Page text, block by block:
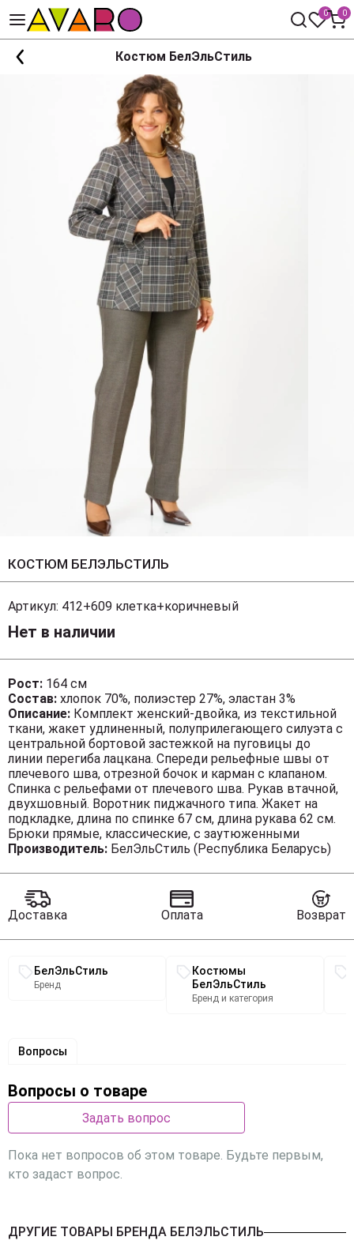
0 0
Костюм БелЭльСтиль
КОСТЮМ БЕЛЭЛЬСТИЛЬ
Артикул: 412+609 клетка+коричневый
Нет в наличии
Рост: 164 см
Состав: хлопок 70%, полиэстер 27%, эластан 3%
Описание: Комплект женский-двойка, из текстильной
ткани, жакет удлиненный, полуприлегающего силуэта с
центральной бортовой застежкой на пуговицы до
линии перегиба лацкана. Спереди рельефные швы от
плечевого шва, отрезной бочок и карман с клапаном.
Спинка с рельефами от плечевого шва. Рукав втачной,
двухшовный. Воротник пиджачного типа. Жакет на
подкладке, длина по спинке 67 см, длина рукава 62 см.
Брюки прямые, классические, с заутюженными
стрелками, по переду обработаны карманы с отрезным
задних половинках обработаны вытачки и имитация
карманов с листочкой, пояс в брюках притачной. Длина
брюк от талии по боковому шву 103 см.
Производитель: БелЭльСтиль (Республика Беларусь)
Доставка Оплата Возврат
Связанные разделы каталога
БелЭльСтиль
Бренд
Костюмы
БелЭльСтиль
Бренд и категория
Вопросы
Вопросы о товаре
Задать вопрос
Пока нет вопросов об этом товаре. Будьте первым,
кто задаст вопрос.
ДРУГИЕ ТОВАРЫ БРЕНДА БЕЛЭЛЬСТИЛЬ